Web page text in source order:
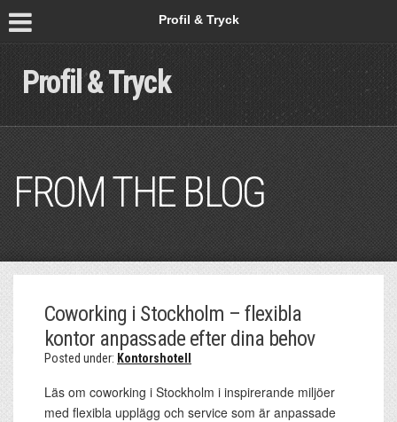
Profil & Tryck
Profil & Tryck
FROM THE BLOG
Coworking i Stockholm – flexibla
kontor anpassade efter dina behov
Posted under: Kontorshotell
Läs om coworking i Stockholm i inspirerande miljöer
med flexibla upplägg och service som är anpassade